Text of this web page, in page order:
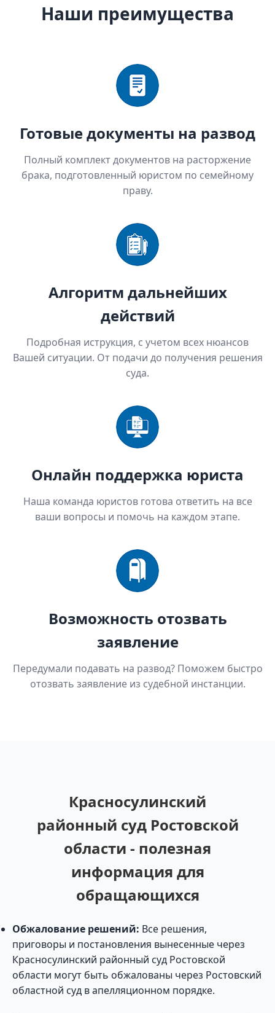
Наши преимущества
Готовые документы на развод
Полный комплект документов на расторжение
брака, подготовленный юристом по семейному
праву.
Алгоритм дальнейших
действий
Подробная иструкция, с учетом всех нюансов
Вашей ситуации. От подачи до получения решения
суда.
Онлайн поддержка юриста
Наша команда юристов готова ответить на все
ваши вопросы и помочь на каждом этапе.
Возможность отозвать
заявление
Передумали подавать на развод? Поможем быстро
отозвать заявление из судебной инстанции.
Красносулинский
районный суд Ростовской
области - полезная
информация для
обращающихся
Обжалование решений: Все решения,
приговоры и постановления вынесенные через
Красносулинский районный суд Ростовской
области могут быть обжалованы через Ростовский
областной суд в апелляционном порядке.